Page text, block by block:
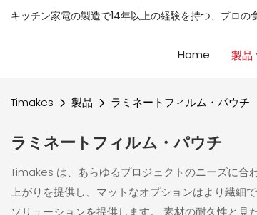
キッチン家電の製造で14年以上の経験を持つ、プロの
Home 製品
Timakes 製品 ラミネートフィルム・パウチ
ラミネートフィルム・パウチ
Timakes は、あらゆるプロジェクトのニーズに合
上がりを提供し、マットなオプションはより繊細
ソリューションを提供します。 素材の耐久性と見